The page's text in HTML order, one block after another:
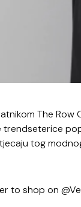
The
trendseterice
tog
to shop on